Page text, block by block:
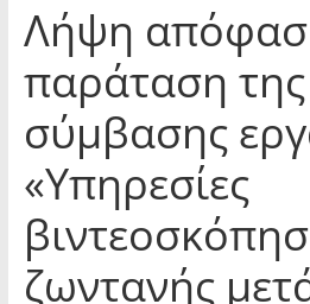
Λήψη
παράταση της
σύμβασης
«Υπηρεσίες
ζωντανής